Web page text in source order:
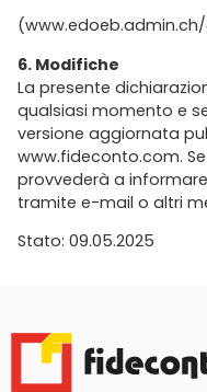
6. Modifiche
La presente
qualsiasi momento e
versione aggiornata
www.fideconto.com.
provvederà a
tramite e-mail o altri
Stato: 09.05.2025